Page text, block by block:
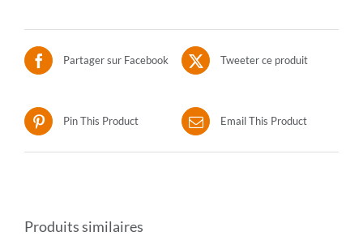
Partager sur Facebook Tweeter ce produit
Pin This Product Email This Product
Produits similaires